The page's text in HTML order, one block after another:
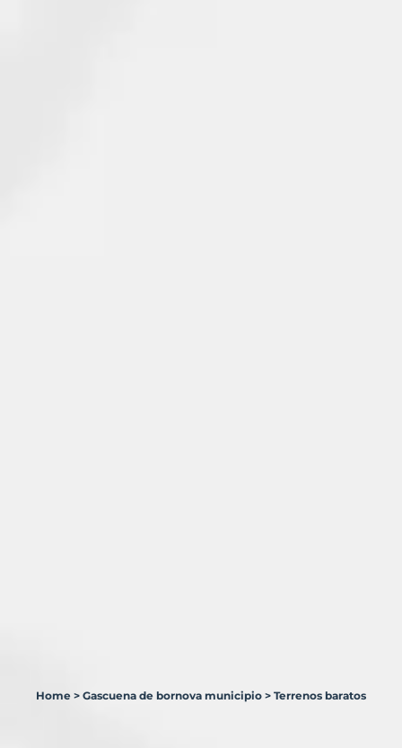
Home > Gascuena de bornova municipio > Terrenos baratos